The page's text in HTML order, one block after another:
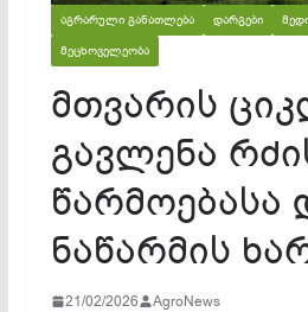
ᲐᲒᲠᲐᲠᲣᲚᲘ ᲒᲐᲜᲐᲗᲚᲔᲑᲐ ᲓᲐᲠᲒᲔᲑᲘ
ᲛᲔᲪᲮᲝᲕᲔᲚᲔᲝᲑᲐ
მთვარის
გავლენა
წარმოებასა
ნაწარმის
21/02/2026 AgroNews